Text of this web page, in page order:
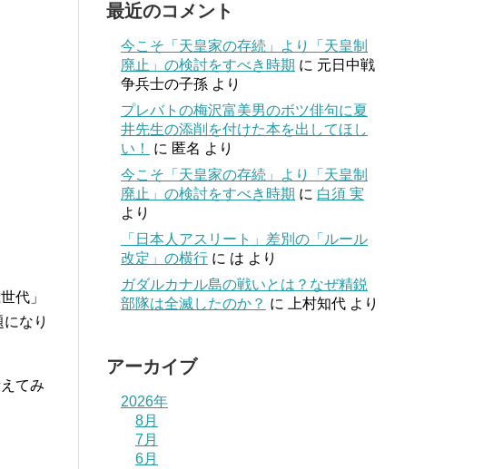
代」
なり
てみ
最近のコメント
今こそ「天皇家の存続」より「天皇制
廃止」の検討をすべき時期 に 元日中戦
争兵士の子孫 より
プレバトの梅沢富美男のボツ俳句に夏
井先生の添削を付けた本を出してほし
い！
に 匿名 より
今こそ「天皇家の存続」より「天皇制
廃止」の検討をすべき時期 に 白須 実
より
「日本人アスリート」差別の「ルール
改定」の横行 に は より
ガダルカナル島の戦いとは？なぜ精鋭
部隊は全滅したのか？ に 上村知代 より
アーカイブ
2026年
8月
7月
6月